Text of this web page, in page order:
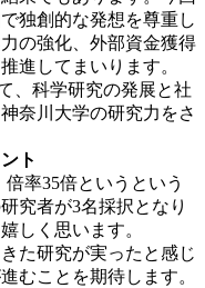
独創的な発想を尊重し
の強化、外部資金獲得
進してまいります。
、科学研究の発展と社
奈川大学の研究力をさ
ト
率35倍というという
究者が3名採択となり
しく思います。
た研究が実ったと感じ
むことを期待します。